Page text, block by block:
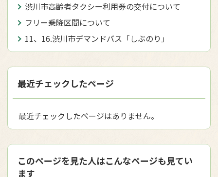
渋川市高齢者タクシー利用券の交付について
フリー乗降区間について
11、16.渋川市デマンドバス「しぶのり」
最近チェックしたページ
最近チェックしたページはありません。
このページを見た人はこんなページも見てい
ます